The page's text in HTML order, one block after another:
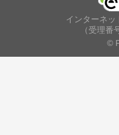
インターネッ
（受理番
©